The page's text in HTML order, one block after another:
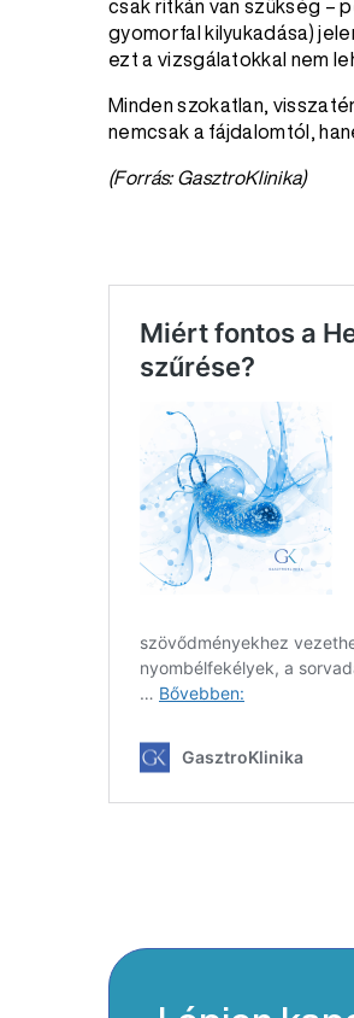
csak ritkán van szükség –
gyomorfal kilyukadása)
ezt a vizsgálatokkal nem
Minden szokatlan,
nemcsak a fájdalomtól,
(Forrás: GasztroKlinika)